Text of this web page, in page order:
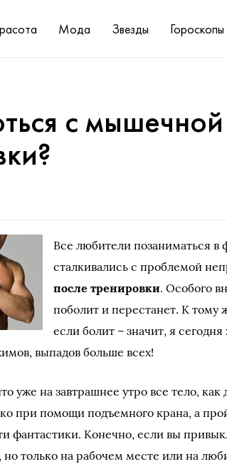
Мода Звезды Гороскопы
с
Все любители позаниматься в
сталкивались с проблемой
после тренировки. Особого
поболит и перестанет. К тому
если болит – значит, я
выпадов больше всех!
уже на завтрашнее утро все тело, как
при помощи подъемного крана, а
фантастики. Конечно, если вы
но только на рабочем месте или на